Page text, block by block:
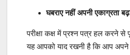
घबराए नहीं अपनी एकाग्रता
परीक्षा कक्ष में प्रश्न पत्र हल करने से
यह आपको याद रखनी है कि आप